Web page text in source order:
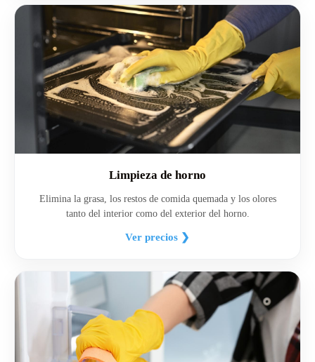
Limpieza de horno
Elimina la grasa, los restos de comida quemada y los olores
tanto del interior como del exterior del horno.
Ver precios ❯